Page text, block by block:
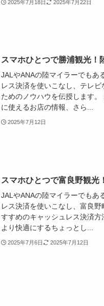
2025年7月18日 2025年7月22日
スマホひとつで勝浦観光！
JALやANAの陸マイラーでもあ
レス決済を使いこなし、テレ
ためのノウハウを伝授します
に使えるお店の情報、さら...
2025年7月12日
スマホひとつで富良野観光
JALやANAの陸マイラーでもあ
レス決済を使いこなし、富良
すすめのキャッシュレス決済
より快適にするちょっとし...
2025年7月6日 2025年7月12日